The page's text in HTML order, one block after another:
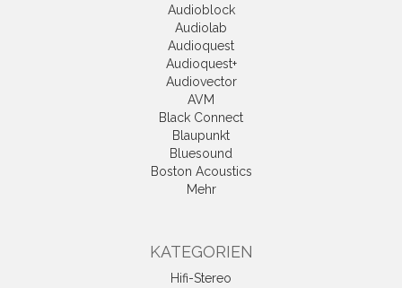
Audioblock
Audiolab
Audioquest
Audioquest+
Audiovector
AVM
Black Connect
Blaupunkt
Bluesound
Boston Acoustics
Mehr
KATEGORIEN
Hifi-Stereo